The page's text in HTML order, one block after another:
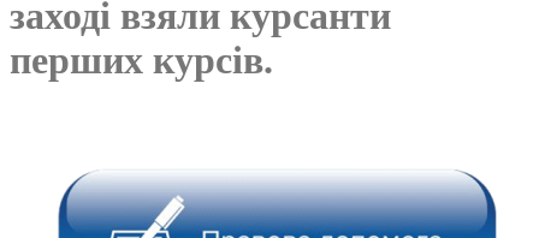
заході взяли курсанти
перших курсів.